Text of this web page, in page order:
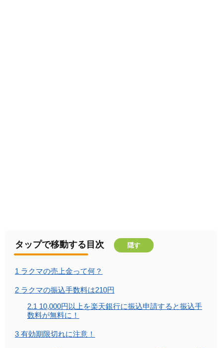
タップで移動する目次 隠す
1 ラクマの売上金って何？
2 ラクマの振込手数料は210円
2.1 10,000円以上を楽天銀行に振込申請すると振込手
数料が無料に！
3 有効期限切れに注意！